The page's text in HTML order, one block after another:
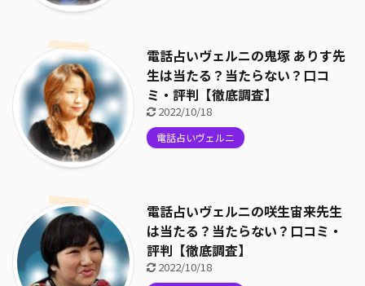
電話占いヴェルニの鬼塚 ありす先
生は当たる？当たらない？口コ
ミ・評判【徹底調査】
2022/10/18
電話占いヴェルニ
電話占いヴェルニの咲生宙来先生
は当たる？当たらない？口コミ・
評判【徹底調査】
2022/10/18